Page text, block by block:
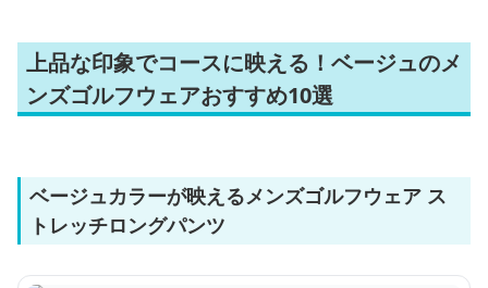
上品な印象でコースに映える！ベージュのメ
ンズゴルフウェアおすすめ10選
ベージュカラーが映えるメンズゴルフウェア ス
トレッチロングパンツ